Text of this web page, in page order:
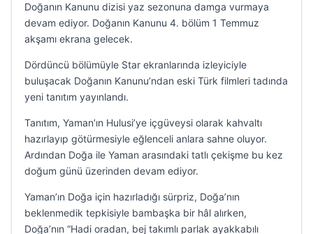
Doğanın Kanunu dizisi yaz sezonuna damga vurmaya
devam ediyor. Doğanın Kanunu 4. bölüm 1 Temmuz
akşamı ekrana gelecek.
Dördüncü bölümüyle Star ekranlarında izleyiciyle
buluşacak Doğanın Kanunu’ndan eski Türk filmleri tadında
yeni tanıtım yayınlandı.
Tanıtım, Yaman’ın Hulusi’ye içgüveysi olarak kahvaltı
hazırlayıp götürmesiyle eğlenceli anlara sahne oluyor.
Ardından Doğa ile Yaman arasındaki tatlı çekişme bu kez
doğum günü üzerinden devam ediyor.
Yaman’ın Doğa için hazırladığı sürpriz, Doğa’nın
beklenmedik tepkisiyle bambaşka bir hâl alırken,
Doğa’nın “Hadi oradan, bej takımlı parlak ayakkabılı